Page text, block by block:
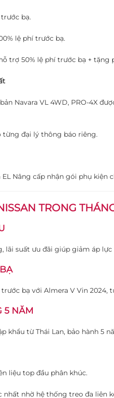
bạ.
lệ phí trước bạ.
trợ 50% lệ phí trước bạ + tặng
Navara VL 4WD, PRO-4X
từng đại lý thông báo riêng.
EL Nâng cấp nhận gói phụ kiện
TRONG
lãi suất ưu đãi giúp giảm áp
trước bạ với Almera V Vin
5 NĂM
khẩu từ Thái Lan, bảo hành 5
liệu top đầu phân khúc.
nhất nhờ hệ thống treo đa liên